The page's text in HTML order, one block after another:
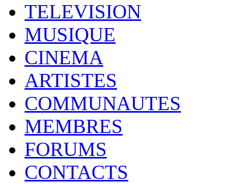
TELEVISION
MUSIQUE
CINEMA
ARTISTES
COMMUNAUTES
MEMBRES
FORUMS
CONTACTS